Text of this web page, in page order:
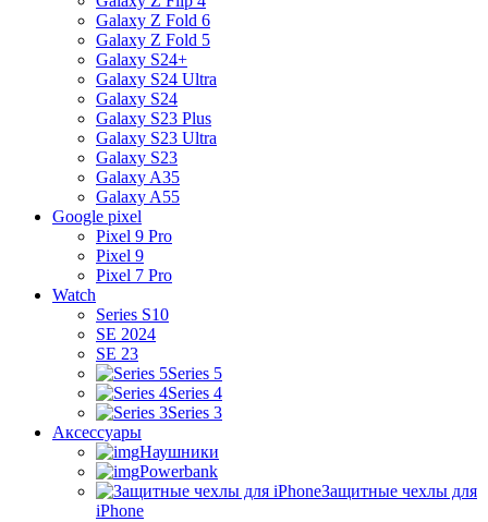
Galaxy Z Fold 6
Galaxy Z Fold 5
Galaxy S24+
Galaxy S24 Ultra
Galaxy S24
Galaxy S23 Plus
Galaxy S23 Ultra
Galaxy S23
Galaxy A35
Galaxy A55
Google pixel
Pixel 9 Pro
Pixel 9
Pixel 7 Pro
Watch
Series S10
SE 2024
SE 23
Series 5
Series 4
Series 3
Аксессуары
Наушники
Powerbank
Защитные чехлы для
iPhone